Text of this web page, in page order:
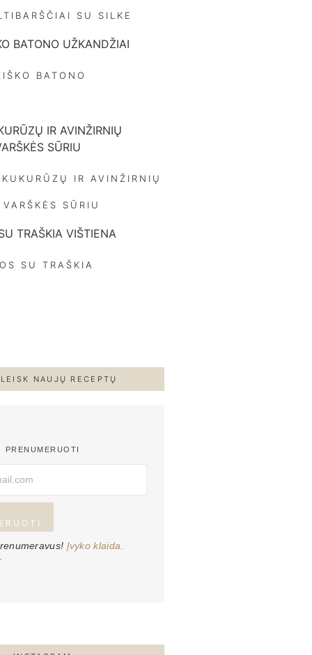
SU SILKE
BATONO
IR AVINŽIRNIŲ
SŪRIU
SU TRAŠKIA
NAUJŲ RECEPTŲ
PRENUMERUOTI
Įvyko klaida.